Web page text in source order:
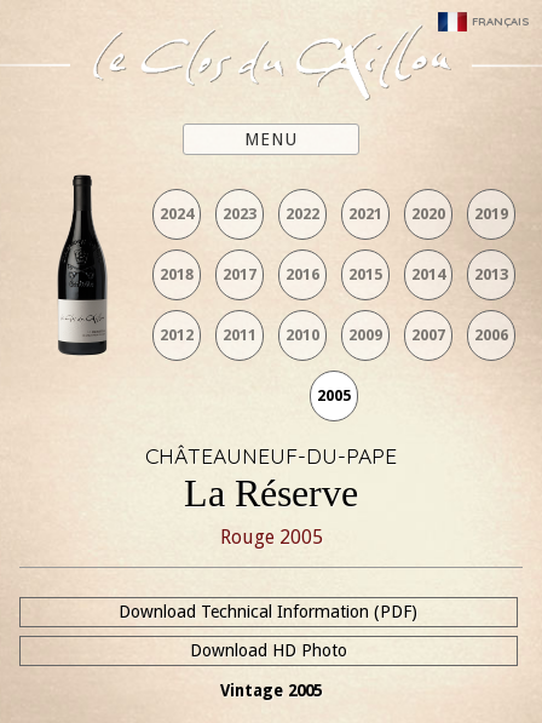
FRANÇAIS
MENU
2024 2023 2022 2021 2020 2019
2018 2017 2016 2015 2014 2013
2012 2011 2010 2009 2007 2006
2005
CHÂTEAUNEUF-DU-PAPE
La Réserve
Rouge 2005
Download Technical Information (PDF)
Download HD Photo
Vintage 2005